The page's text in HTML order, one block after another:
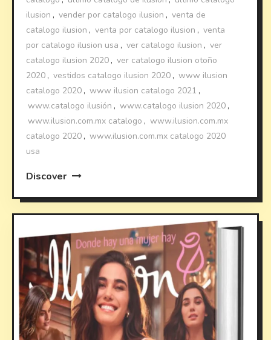
ilusion , vender por catalogo ilusion , venta de
catalogo ilusion , venta por catalogo ilusion , venta
por catalogo ilusion usa , ver catalogo ilusion , ver
catalogo ilusion 2020 , ver catalogo ilusion otoño
2020 , vestidos catalogo ilusion 2020 , www ilusion
catalogo 2020 , www ilusion catalogo 2021 ,
www.catalogo ilusión , www.catalogo ilusion 2020 ,
www.ilusion.com.mx catalogo , www.ilusion.com.mx
catalogo 2020 , www.ilusion.com.mx catalogo 2020
usa
Discover